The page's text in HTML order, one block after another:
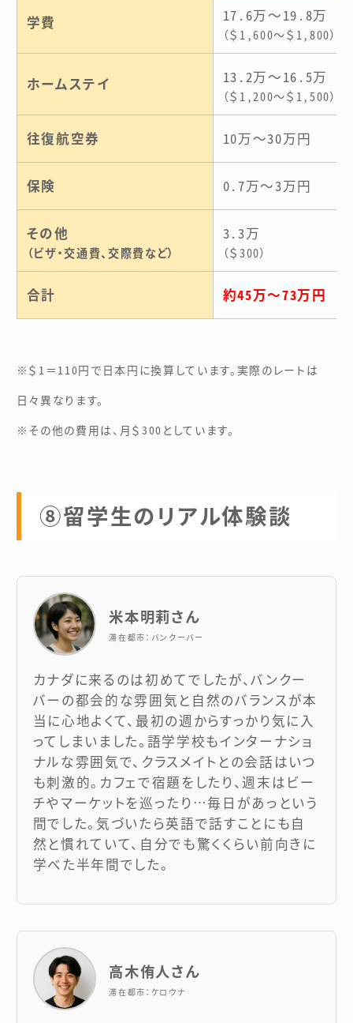
学費 17.6万～19.8万
（＄1,600～＄1,800）
ホームステイ 13.2万～16.5万
（＄1,200～＄1,500）
往復航空券 10万～30万円
保険 0.7万～3万円
その他
（ビザ・交通費、交際費など）
3.3万
（＄300）
合計 約45万～73万円
※＄1＝110円で日本円に換算しています。実際のレートは
日々異なります。
※その他の費用は、月＄300としています。
⑧留学生のリアル体験談
米本明莉さん
滞在都市：バンクーバー
カナダに来るのは初めてでしたが、バンクー
バーの都会的な雰囲気と自然のバランスが本
当に心地よくて、最初の週からすっかり気に入
ってしまいました。語学学校もインターナショ
ナルな雰囲気で、クラスメイトとの会話はいつ
も刺激的。カフェで宿題をしたり、週末はビー
チやマーケットを巡ったり…毎日があっという
間でした。気づいたら英語で話すことにも自
然と慣れていて、自分でも驚くくらい前向きに
学べた半年間でした。
高木侑人さん
滞在都市：ケロウナ